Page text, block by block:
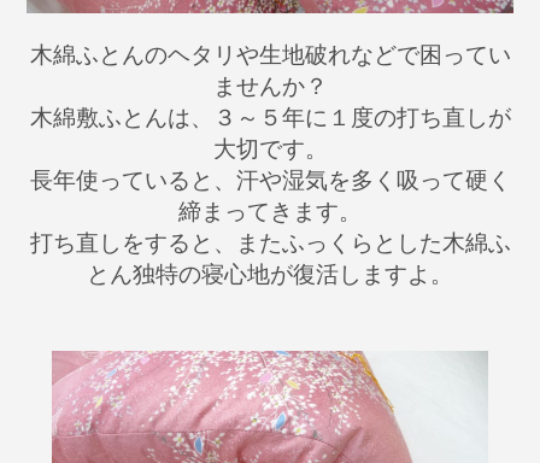
木綿ふとんのヘタリや生地破れなどで困ってい
ませんか？
木綿敷ふとんは、３～５年に１度の打ち直しが
大切です。
長年使っていると、汗や湿気を多く吸って硬く
締まってきます。
打ち直しをすると、またふっくらとした木綿ふ
とん独特の寝心地が復活しますよ。